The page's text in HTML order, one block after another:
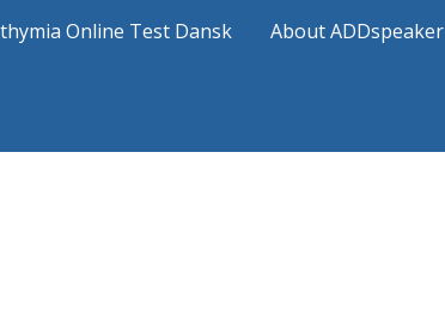
Online Test Dansk About ADDspeaker